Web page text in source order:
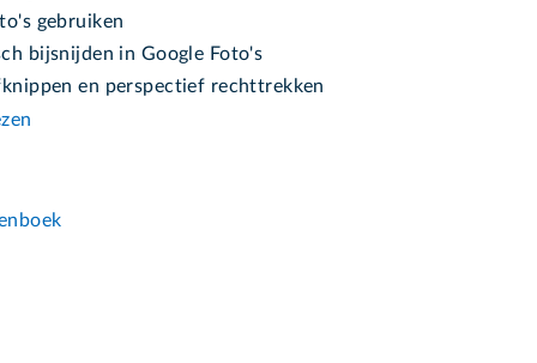
gebruiken
bijsnijden in Google Foto's
en perspectief rechttrekken